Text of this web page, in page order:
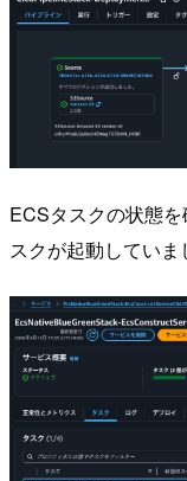
ECSタスクの状態
スクが起動していま